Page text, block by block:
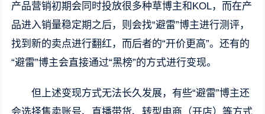
产品营销初期会同时投放很多种草博主和KOL，而在产
品进入销量稳定期之后，则会找“避雷”博主进行测评，
找到新的卖点进行翻红，而后者的“开价更高”。还有的
“避雷”博主会直接通过“黑榜”的方式进行变现。
但上述变现方式无法长久发展，有些“避雷”博主还